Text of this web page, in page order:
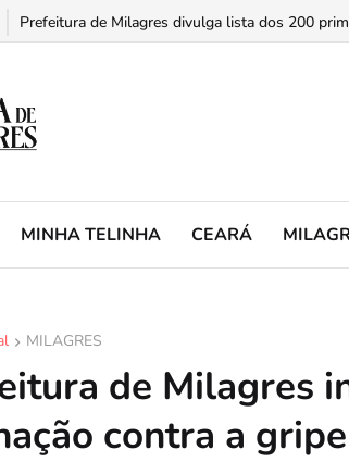
Prefeitura de Milagres divulga lista dos 200
MINHA TELINHA CEARÁ
MILAGRES
de Milagres
contra a gripe